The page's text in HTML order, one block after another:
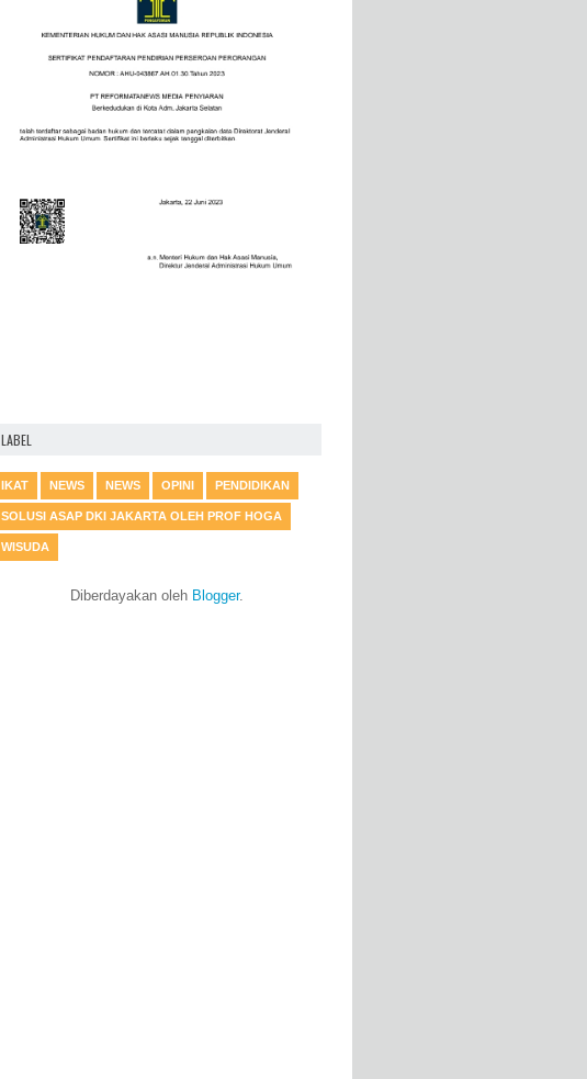
LABEL
IKAT NEWS NEWS OPINI PENDIDIKAN
SOLUSI ASAP DKI JAKARTA OLEH PROF HOGA
WISUDA
Diberdayakan oleh Blogger.